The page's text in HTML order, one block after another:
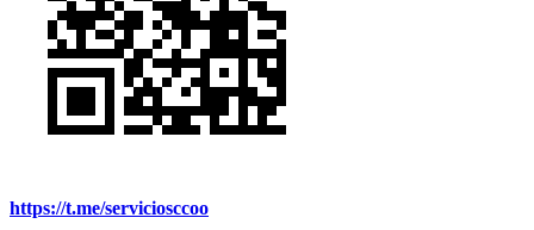
https://t.me/serviciosccoo